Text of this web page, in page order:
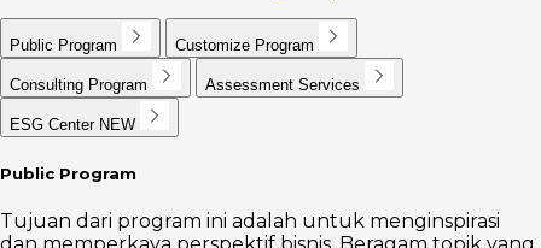
Public Program Customize Program
Consulting Program Assessment Services
ESG Center NEW
Public Program
Tujuan dari program ini adalah untuk menginspirasi